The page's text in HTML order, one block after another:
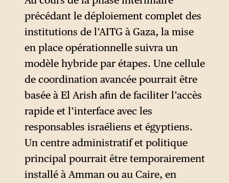
En effet, là où la majorité des
constitutions contemporaines
reposent — au moins sur le
plan formel — sur la
séparation des pouvoirs,
celle-ci n’est ici pas évoquée.
Si des structures judiciaires
avec un rôle limité sont
prévues, le plan Blair prévoit
essentiellement un rôle
exécutif, décorrélé d’une
précédant le déploiement complet des
institutions de l’AITG à Gaza, la mise
en place opérationnelle suivra un
modèle hybride par étapes. Une cellule
de coordination avancée pourrait être
basée à El Arish afin de faciliter l’accès
rapide et l’interface avec les
responsables israéliens et égyptiens.
Un centre administratif et politique
principal pourrait être temporairement
installé à Amman ou au Caire, en